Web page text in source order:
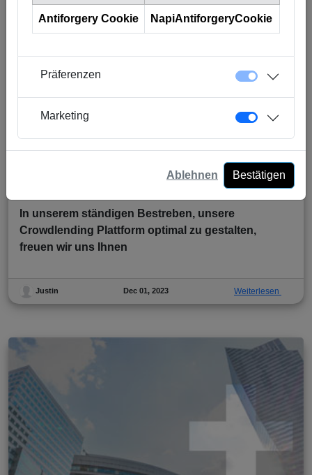
Für mehr Flexibilität: Der Sekundärmarkt von
In unserem ständigen Bestreben, unsere
Crowdlending Plattform optimal zu gestalten,
freuen wir uns Ihnen
Justin Dec 01, 2023 Weiterlesen
Antiforgery Cookie NapiAntiforgeryCookie
Präferenzen
Marketing
Ablehnen Bestätigen